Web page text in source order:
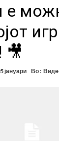
е
🎥
јануари Во :